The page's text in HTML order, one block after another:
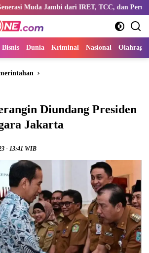
dari IRET, TCC, dan Perundungan
Bisnis Dunia Kriminal Nasional Olahraga
Diundang Presiden
Jakarta
- 13:41 WIB